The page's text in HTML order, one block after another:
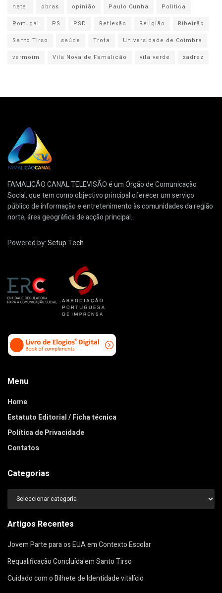
natal
obras opinião Paulo Cunha
Politica
Portugal
PS PSD Reflexão Religião
Ribeirão
Santo Tirso
saúde Trofa
Universidade de Coimbra
vermoim
Vila Nova de Famalicão vila verde xadrez
FAMALICÃO CANAL TELEVISÃO é um Órgão de Comunicação
Social, que tem como objectivo principal oferecer um serviço
público de informação e entretenimento às comunidades da região
norte, área geográfica de acção principal.
Powered by:Setup Tech
Menu
Home
Estatuto Editorial / Ficha técnica
Política de Privacidade
Contatos
Categorias
Categorias
Artigos Recentes
Jovem Parte para os EUA em Contexto Escolar
Requalificação Concluída em Santo Tirso
Cuidado com o Bilhete de Identidade vitalício